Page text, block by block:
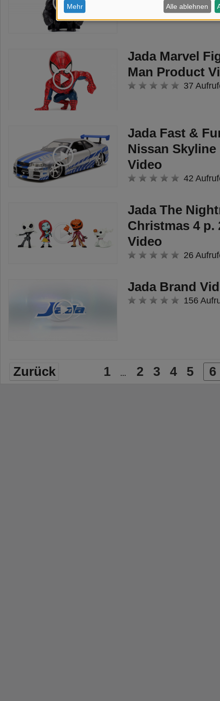
23
Jada Marvel
Man Product
37
Jada Fast &
Nissan
Video
42
Jada The
Christmas 4 p.
Video
26
Jada Brand
156
Zurück 1 ... 2 3 4 5 6